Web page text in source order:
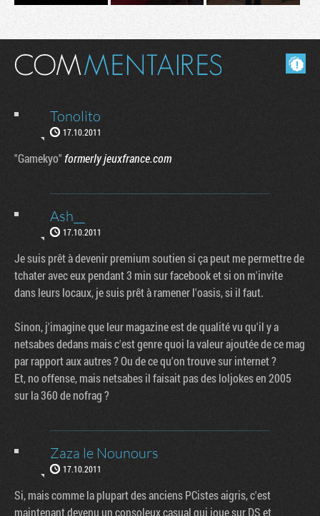
Masquer les commentaires lus.
Tonolito
17.10.2011
"Gamekyo" formerly jeuxfrance.com
Ash__
17.10.2011
Je suis prêt à devenir premium soutien si ça peut me permettre de
tchater avec eux pendant 3 min sur facebook et si on m'invite
dans leurs locaux, je suis prêt à ramener l'oasis, si il faut.
Sinon, j'imagine que leur magazine est de qualité vu qu'il y a
netsabes dedans mais c'est genre quoi la valeur ajoutée de ce mag
par rapport aux autres ? Ou de ce qu'on trouve sur internet ?
Et, no offense, mais netsabes il faisait pas des loljokes en 2005
sur la 360 de nofrag ?
Zaza le Nounours
17.10.2011
Si, mais comme la plupart des anciens PCistes aigris, c'est
maintenant devenu un consoleux casual qui joue sur DS et